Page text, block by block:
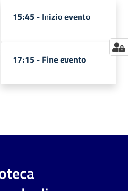
15:45 -Inizio evento
17:15 -Fine evento